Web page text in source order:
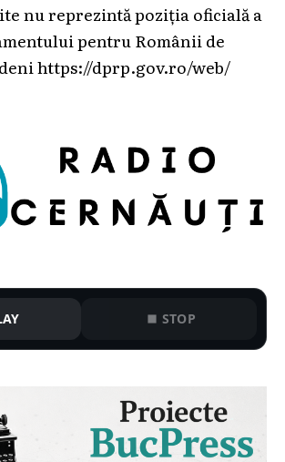
nu reprezintă poziția oficială a
pentru Românii de
https://dprp.gov.ro/web/
STOP